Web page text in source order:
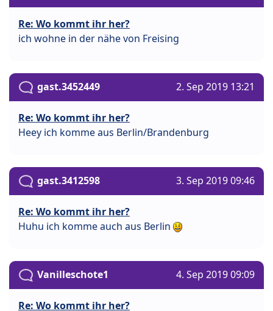
Re: Wo kommt ihr her?
ich wohne in der nähe von Freising
gast.3452449 2. Sep 2019 13:21
Re: Wo kommt ihr her?
Heey ich komme aus Berlin/Brandenburg
gast.3412598 3. Sep 2019 09:46
Re: Wo kommt ihr her?
Huhu ich komme auch aus Berlin
Vanilleschote1 4. Sep 2019 09:09
Re: Wo kommt ihr her?